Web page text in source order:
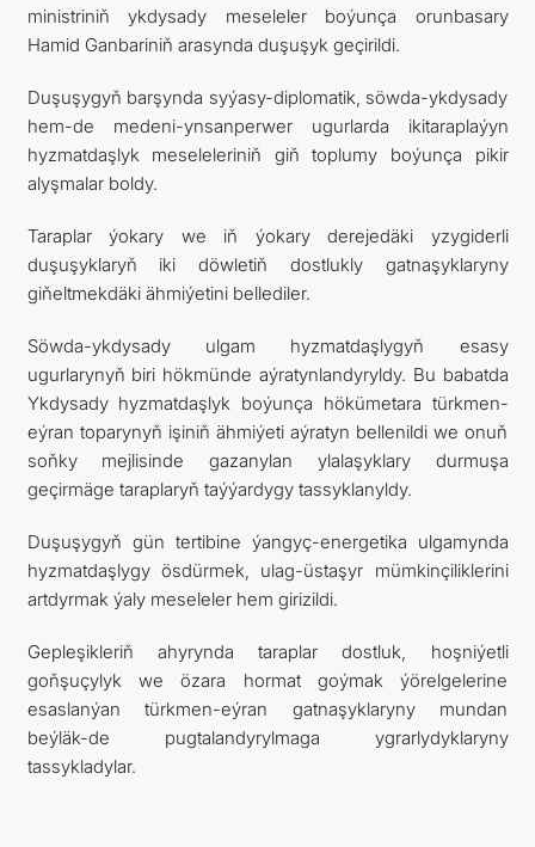
ministriniň ykdysady meseleler boýunça orunbasary
Hamid Ganbariniň arasynda duşuşyk geçirildi.
Duşuşygyň barşynda syýasy-diplomatik, söwda-ykdysady
hem-de medeni-ynsanperwer ugurlarda ikitaraplaýyn
hyzmatdaşlyk meseleleriniň giň toplumy boýunça pikir
alyşmalar boldy.
Taraplar ýokary we iň ýokary derejedäki yzygiderli
duşuşyklaryň iki döwletiň dostlukly gatnaşyklaryny
giňeltmekdäki ähmiýetini bellediler.
Söwda-ykdysady ulgam hyzmatdaşlygyň esasy
ugurlarynyň biri hökmünde aýratynlandyryldy. Bu babatda
Ykdysady hyzmatdaşlyk boýunça hökümetara türkmen-
eýran toparynyň işiniň ähmiýeti aýratyn bellenildi we onuň
soňky mejlisinde gazanylan ylalaşyklary durmuşa
geçirmäge taraplaryň taýýardygy tassyklanyldy.
Duşuşygyň gün tertibine ýangyç-energetika ulgamynda
hyzmatdaşlygy ösdürmek, ulag-üstaşyr mümkinçiliklerini
artdyrmak ýaly meseleler hem girizildi.
Gepleşikleriň ahyrynda taraplar dostluk, hoşniýetli
goňşuçylyk we özara hormat goýmak ýörelgelerine
esaslanýan türkmen-eýran gatnaşyklaryny mundan
beýläk-de pugtalandyrylmaga ygrarlydyklaryny
tassykladylar.